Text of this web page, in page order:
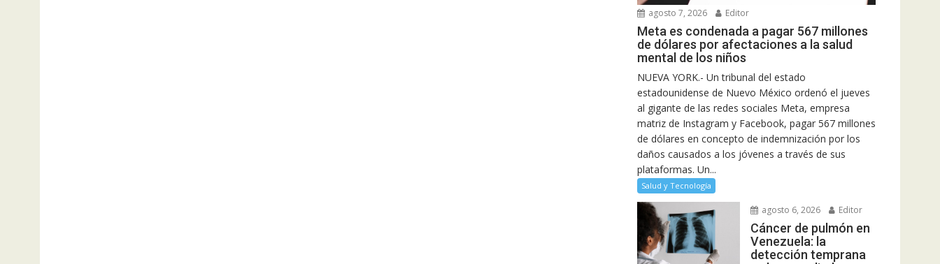
agosto 7, 2026 Editor
Meta es condenada a pagar 567 millones
de dólares por afectaciones a la salud
mental de los niños
NUEVA YORK.- Un tribunal del estado
estadounidense de Nuevo México ordenó el jueves
al gigante de las redes sociales Meta, empresa
matriz de Instagram y Facebook, pagar 567 millones
de dólares en concepto de indemnización por los
daños causados a los jóvenes a través de sus
plataformas. Un...
Salud y Tecnología
agosto 6, 2026 Editor
Cáncer de pulmón en
Venezuela: la
detección temprana